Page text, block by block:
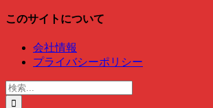
このサイトについて
会社情報
プライバシーポリシー
検
索